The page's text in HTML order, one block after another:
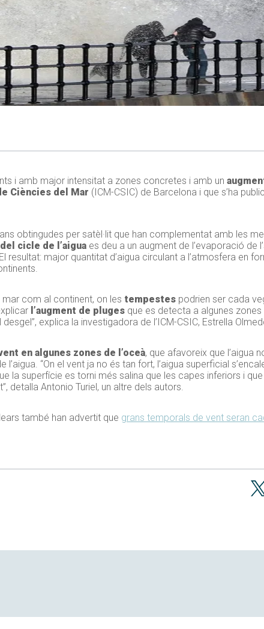
i amb major intensitat a zones concretes i amb un
Ciències del Mar (ICM-CSIC) de Barcelona i que s’ha
obtingudes per satèl·lit que han complementat amb les
cicle de l’aigua es deu a un augment de l’evaporació de
major quantitat d’aigua circulant a l’atmosfera en
mar com al continent, on les tempestes podrien ser cada
l’augment de pluges que es detecta a algunes
explica la investigadora de l’ICM-CSIC, Estrella
en algunes zones de l’oceà, que afavoreix que l’aigua
“On el vent ja no és tan fort, l’aigua superficial
la superfície es torni més salina que les capes inferiors i que
detalla Antonio Turiel , un altre dels autors.
també han advertit que grans temporals de vent seran